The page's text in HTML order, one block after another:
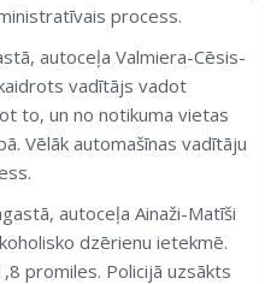
process.
autoceļa Valmiera-Cēsis-
vadītājs vadot
to, un no notikuma vietas
Vēlāk automašīnas vadītāju
autoceļa Ainaži-Matīši
dzērienu ietekmē.
promiles. Policijā uzsākts